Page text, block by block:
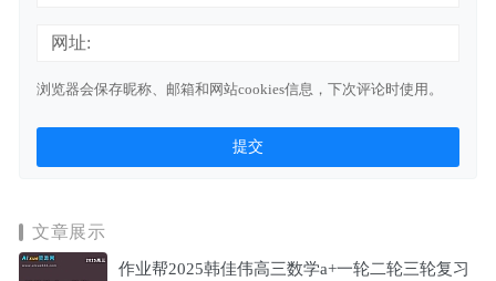
网址:
浏览器会保存昵称、邮箱和网站cookies信息，下次评论时使用。
文章展示
作业帮2025韩佳伟高三数学a+一轮二轮三轮复习